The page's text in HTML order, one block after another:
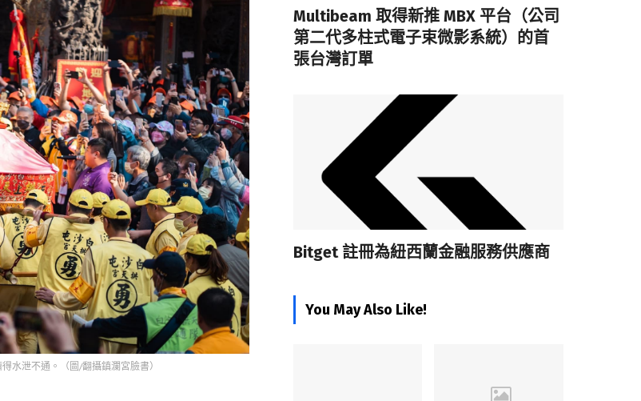
水泄不通。（圖/翻攝鎮瀾宮臉書）
Multibeam 取得新推 MBX 平台（公司
第二代多柱式電子束微影系統）的首
張台灣訂單
Bitget 註冊為紐西蘭金融服務供應商
You May Also Like!